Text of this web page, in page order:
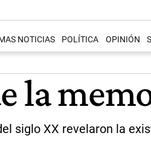
NOTICIAS POLÍTICA OPINIÓN
la
siglo XX revelaron la